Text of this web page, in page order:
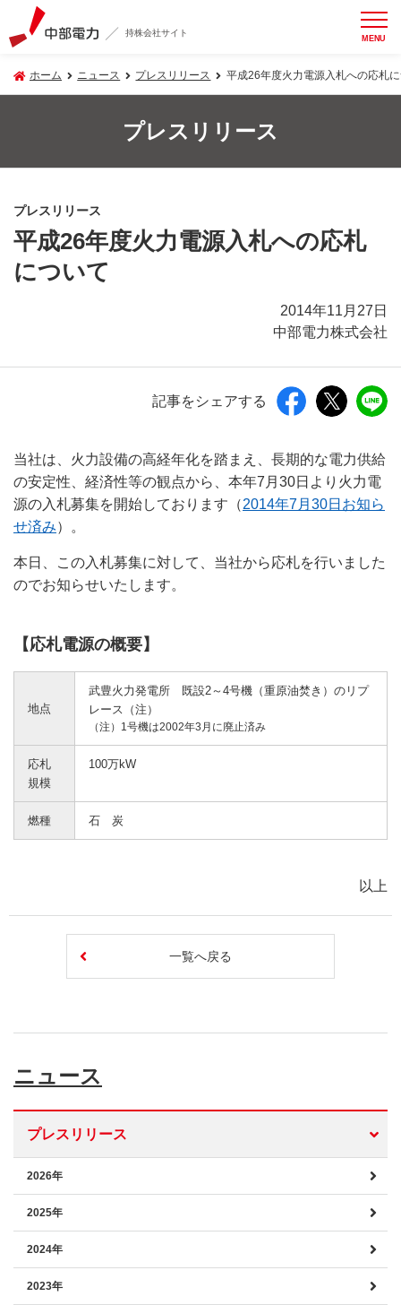
持株会社サイト MENU
ホーム ニュース プレスリリース 平成26年度火力電源入札への応札
プレスリリース
プレスリリース
平成26年度火力電源入札への応札
について
2014年11月27日
中部電力株式会社
記事をシェアする
当社は、火力設備の高経年化を踏まえ、長期的な電力供給
の安定性、経済性等の観点から、本年7月30日より火力電
源の入札募集を開始しております（2014年7月30日お知ら
せ済み）。
本日、この入札募集に対して、当社から応札を行いました
のでお知らせいたします。
【応札電源の概要】
地点
武豊火力発電所 既設2～4号機（重原油焚き）のリプ
レース（注）
（注）1号機は2002年3月に廃止済み
応札
規模
100万kW
燃種 石 炭
以上
一覧へ戻る
ニュース
プレスリリース
2026年
2025年
2024年
2023年